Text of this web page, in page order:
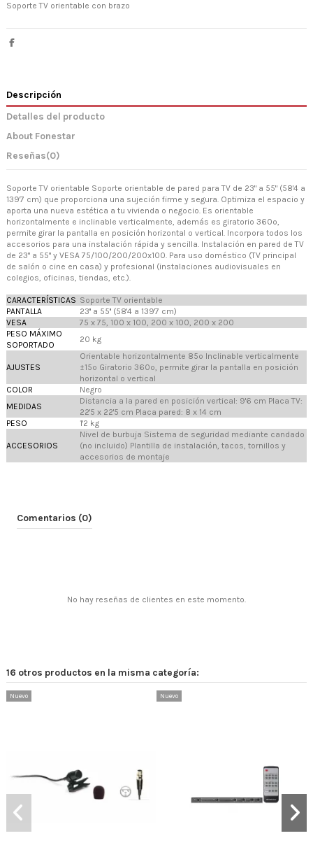
Soporte TV orientable con brazo
Descripción
Detalles del producto
About Fonestar
Reseñas(0)
Soporte TV orientable Soporte orientable de pared para TV de 23" a 55" (58'4 a
139'7 cm) que proporciona una sujeción firme y segura. Optimiza el espacio y
aporta una nueva estética a tu vivienda o negocio. Es orientable
horizontalmente e inclinable verticalmente, además es giratorio 360º,
permite girar la pantalla en posición horizontal o vertical. Incorpora todos los
accesorios para una instalación rápida y sencilla. Instalación en pared de TV
de 23" a 55" y VESA 75/100/200/200x100. Para uso doméstico (TV principal
de salón o cine en casa) y profesional (instalaciones audiovisuales en
colegios, oficinas, tiendas, etc.).
CARACTERÍSTICAS Soporte TV orientable
PANTALLA
23'' a 55'' (58'4 a 139'7 cm)
VESA
75 x 75, 100 x 100, 200 x 100, 200 x 200
PESO MÁXIMO
SOPORTADO
20 kg
AJUSTES
Orientable horizontalmente 85º Inclinable verticalmente
±15º Giratorio 360º, permite girar la pantalla en posición
horizontal o vertical
COLOR
Negro
MEDIDAS
Distancia a la pared en posición vertical: 9'6 cm Placa TV:
22'5 x 22'5 cm Placa pared: 8 x 14 cm
PESO
1'2 kg
ACCESORIOS
Nivel de burbuja Sistema de seguridad mediante candado
(no incluido) Plantilla de instalación, tacos, tornillos y
accesorios de montaje
Comentarios (0)
No hay reseñas de clientes en este momento.
16 otros productos en la misma categoría:
Nuevo Nuevo